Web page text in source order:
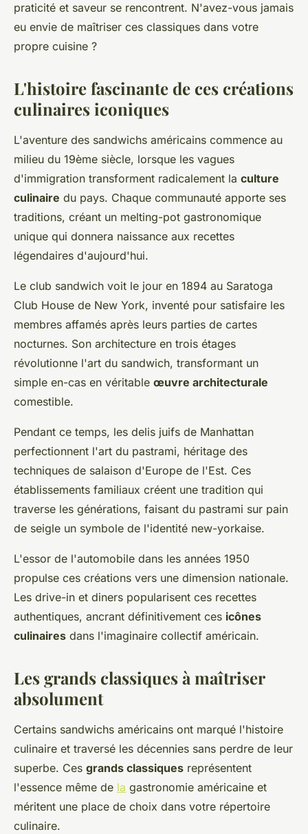
praticité et saveur se rencontrent. N'avez-vous jamais
eu envie de maîtriser ces classiques dans votre
propre cuisine ?
L'histoire fascinante de ces créations
culinaires iconiques
L'aventure des sandwichs américains commence au
milieu du 19ème siècle, lorsque les vagues
d'immigration transforment radicalement la culture
culinaire du pays. Chaque communauté apporte ses
traditions, créant un melting-pot gastronomique
unique qui donnera naissance aux recettes
légendaires d'aujourd'hui.
Le club sandwich voit le jour en 1894 au Saratoga
Club House de New York, inventé pour satisfaire les
membres affamés après leurs parties de cartes
nocturnes. Son architecture en trois étages
révolutionne l'art du sandwich, transformant un
simple en-cas en véritable œuvre architecturale
comestible.
Pendant ce temps, les delis juifs de Manhattan
perfectionnent l'art du pastrami, héritage des
techniques de salaison d'Europe de l'Est. Ces
établissements familiaux créent une tradition qui
traverse les générations, faisant du pastrami sur pain
de seigle un symbole de l'identité new-yorkaise.
L'essor de l'automobile dans les années 1950
propulse ces créations vers une dimension nationale.
Les drive-in et diners popularisent ces recettes
authentiques, ancrant définitivement ces icônes
culinaires dans l'imaginaire collectif américain.
Les grands classiques à maîtriser
absolument
Certains sandwichs américains ont marqué l'histoire
culinaire et traversé les décennies sans perdre de leur
superbe. Ces grands classiques représentent
l'essence même de la gastronomie américaine et
méritent une place de choix dans votre répertoire
culinaire.